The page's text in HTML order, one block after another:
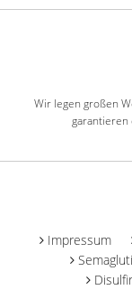
Wir legen großen
garantieren
Impressum